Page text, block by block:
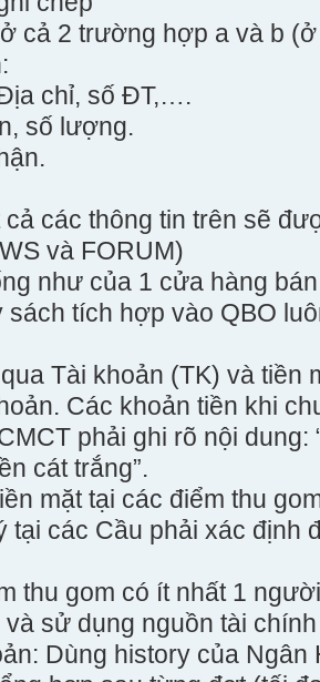
cả 2 trường hợp a và b
chỉ, số ĐT,….
số lượng.
cả các thông tin trên sẽ
và FORUM)
như của 1 cửa hàng
sách tích hợp vào QBO
Tài khoản (TK) và tiền
Các khoản tiền khi
phải ghi rõ nội dung:
cát trắng”.
mặt tại các điểm thu
tại các Cầu phải xác định
thu gom có ít nhất 1
sử dụng nguồn tài chính
Dùng history của Ngân